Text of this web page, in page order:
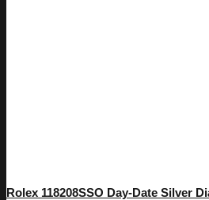
Rolex 118208SSO Day-Date Silver